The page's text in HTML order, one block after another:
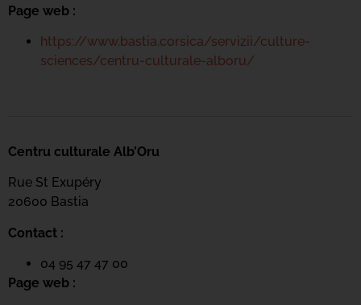
Page web :
https://www.bastia.corsica/servizii/culture-
sciences/centru-culturale-alboru/
Centru culturale Alb’Oru
Rue St Exupéry
20600 Bastia
Contact :
04 95 47 47 00
Page web :